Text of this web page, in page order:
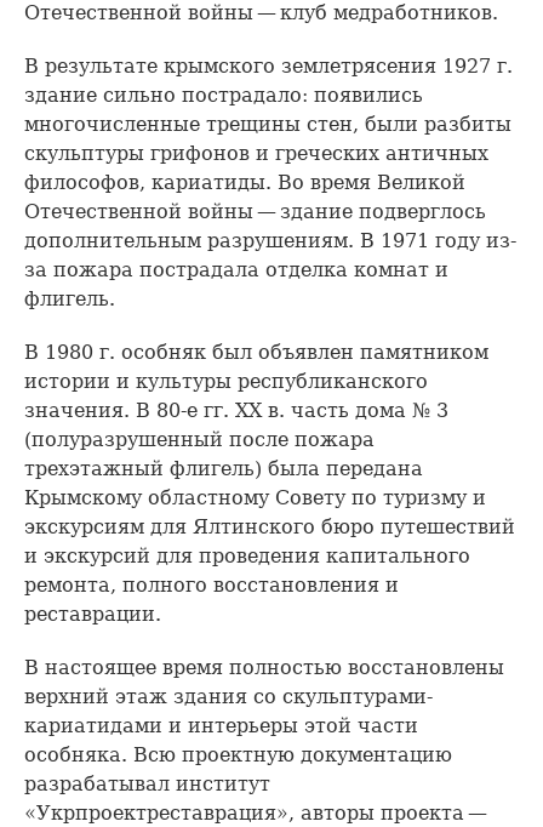
Отечественной войны — клуб медработников.
В результате крымского землетрясения 1927 г.
здание сильно пострадало: появились
многочисленные трещины стен, были разбиты
скульптуры грифонов и греческих античных
философов, кариатиды. Во время Великой
Отечественной войны — здание подверглось
дополнительным разрушениям. В 1971 году из-
за пожара пострадала отделка комнат и
флигель.
В 1980 г. особняк был объявлен памятником
истории и культуры республиканского
значения. В 80-е гг. XX в. часть дома № 3
(полуразрушенный после пожара
трехэтажный флигель) была передана
Крымскому областному Совету по туризму и
экскурсиям для Ялтинского бюро путешествий
и экскурсий для проведения капитального
ремонта, полного восстановления и
реставрации.
В настоящее время полностью восстановлены
верхний этаж здания со скульптурами-
кариатидами и интерьеры этой части
особняка. Всю проектную документацию
разрабатывал институт
«Укрпроектреставрация», авторы проекта —